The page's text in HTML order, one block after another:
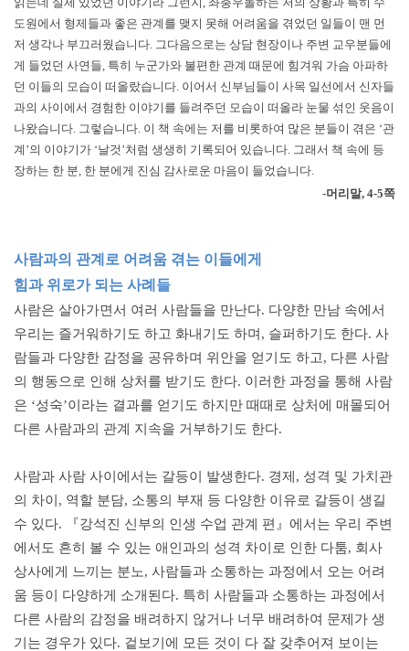
도원에서 형제들과 좋은 관계를 맺지 못해 어려움을 겪었던 일들이 맨 먼
저 생각나 부끄러웠습니다. 그다음으로는 상담 현장이나 주변 교우분들에
게 들었던 사연들, 특히 누군가와 불편한 관계 때문에 힘겨워 가슴 아파하
던 이들의 모습이 떠올랐습니다. 이어서 신부님들이 사목 일선에서 신자들
과의 사이에서 경험한 이야기를 들려주던 모습이 떠올라 눈물 섞인 웃음이
나왔습니다. 그렇습니다. 이 책 속에는 저를 비롯하여 많은 분들이 겪은 ‘관
계’의 이야기가 ‘날것’처럼 생생히 기록되어 있습니다. 그래서 책 속에 등
장하는 한 분, 한 분에게 진심 감사로운 마음이 들었습니다.
-머리말, 4-5쪽
사람과의 관계로 어려움 겪는 이들에게
힘과 위로가 되는 사례들
사람은 살아가면서 여러 사람들을 만난다. 다양한 만남 속에서
우리는 즐거워하기도 하고 화내기도 하며, 슬퍼하기도 한다. 사
람들과 다양한 감정을 공유하며 위안을 얻기도 하고, 다른 사람
의 행동으로 인해 상처를 받기도 한다. 이러한 과정을 통해 사람
은 ‘성숙’이라는 결과를 얻기도 하지만 때때로 상처에 매몰되어
다른 사람과의 관계 지속을 거부하기도 한다.
사람과 사람 사이에서는 갈등이 발생한다. 경제, 성격 및 가치관
의 차이, 역할 분담, 소통의 부재 등 다양한 이유로 갈등이 생길
수 있다. 『강석진 신부의 인생 수업 관계 편』에서는 우리 주변
에서도 흔히 볼 수 있는 애인과의 성격 차이로 인한 다툼, 회사
상사에게 느끼는 분노, 사람들과 소통하는 과정에서 오는 어려
움 등이 다양하게 소개된다. 특히 사람들과 소통하는 과정에서
다른 사람의 감정을 배려하지 않거나 너무 배려하여 문제가 생
기는 경우가 있다. 겉보기에 모든 것이 다 잘 갖추어져 보이는